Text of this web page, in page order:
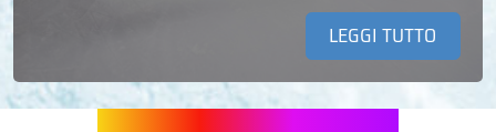
LEGGI TUTTO